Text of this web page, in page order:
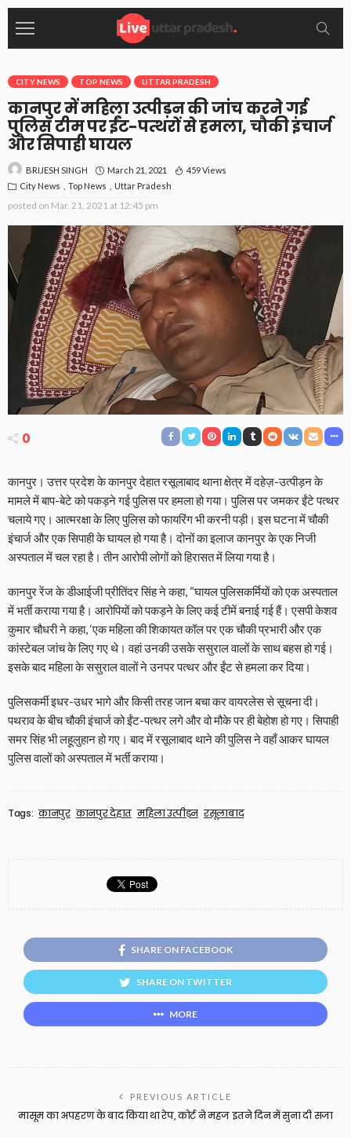
CITY NEWS TOP NEWS UTTAR PRADESH
कानपुर में महिला उत्पीड़न की जांच करने गई
पुलिस टीम पर ईंट-पत्थरों से हमला, चौकी इंचार्ज
और सिपाही घायल
BRIJESH SINGH March 21, 2021
459 Views
City News
Top News Uttar Pradesh
posted on Mar. 21, 2021 at 12:45 pm
0
कानपुर। उत्तर प्रदेश के कानपुर देहात रसूलाबाद थाना क्षेत्र में दहेज़-उत्पीड़न के
मामले में बाप-बेटे को पकड़ने गई पुलिस पर हमला हो गया। पुलिस पर जमकर ईंटे पत्थर
चलाये गए। आत्मरक्षा के लिए पुलिस को फायरिंग भी करनी पड़ी। इस घटना में चौकी
इंचार्ज और एक सिपाही के घायल हो गया है। दोनों का इलाज कानपुर के एक निजी
अस्पताल में चल रहा है। तीन आरोपी लोगों को हिरासत में लिया गया है।
कानपुर रेंज के डीआईजी प्रीतिंदर सिंह ने कहा, “घायल पुलिसकर्मियों को एक अस्पताल
में भर्ती कराया गया है। आरोपियों को पकड़ने के लिए कई टीमें बनाई गई हैं। एसपी केशव
कुमार चौधरी ने कहा, ‘एक महिला की शिकायत कॉल पर एक चौकी प्रभारी और एक
कांस्टेबल जांच के लिए गए थे। वहां उनकी उसके ससुराल वालों के साथ बहस हो गई।
इसके बाद महिला के ससुराल वालों ने उनपर पत्थर और ईंट से हमला कर दिया।
पुलिसकर्मी इधर-उधर भागे और किसी तरह जान बचा कर वायरलेस से सूचना दी।
पथराव के बीच चौकी इंचार्ज को ईंट-पत्थर लगे और वो मौके पर ही बेहोश हो गए। सिपाही
समर सिंह भी लहूलुहान हो गए। बाद में रसूलाबाद थाने की पुलिस ने वहाँ आकर घायल
पुलिस वालों को अस्पताल में भर्ती कराया।
Tags: कानपुर कानपुर देहात महिला उत्पीड़न रसूलाबाद
SHARE ON FACEBOOK
SHARE ON TWITTER
MORE
PREVIOUS ARTICLE
मासूम का अपहरण के बाद किया था रेप, कोर्ट ने महज इतने दिन में सुना दी सजा